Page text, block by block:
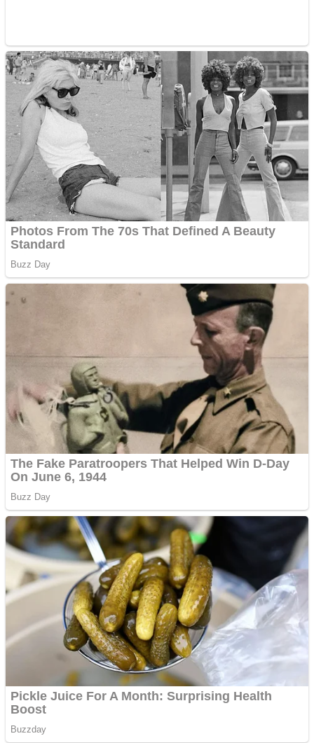
Ofera def între special
Vând domeniu+website
de publicitate de tip
Adsense
Pastorul Liviu Radu a
trecut la Domnul
Anchetă incendiară la
Gherla, polițist acuzat de
abuz în serviciu
Covid-19: 755 de cazuri
noi în România
Răcitor de apă CW5000
pentru freze cu laser fără
metale
Răcitor de apă CW5000
pentru freze cu laser fără
metale